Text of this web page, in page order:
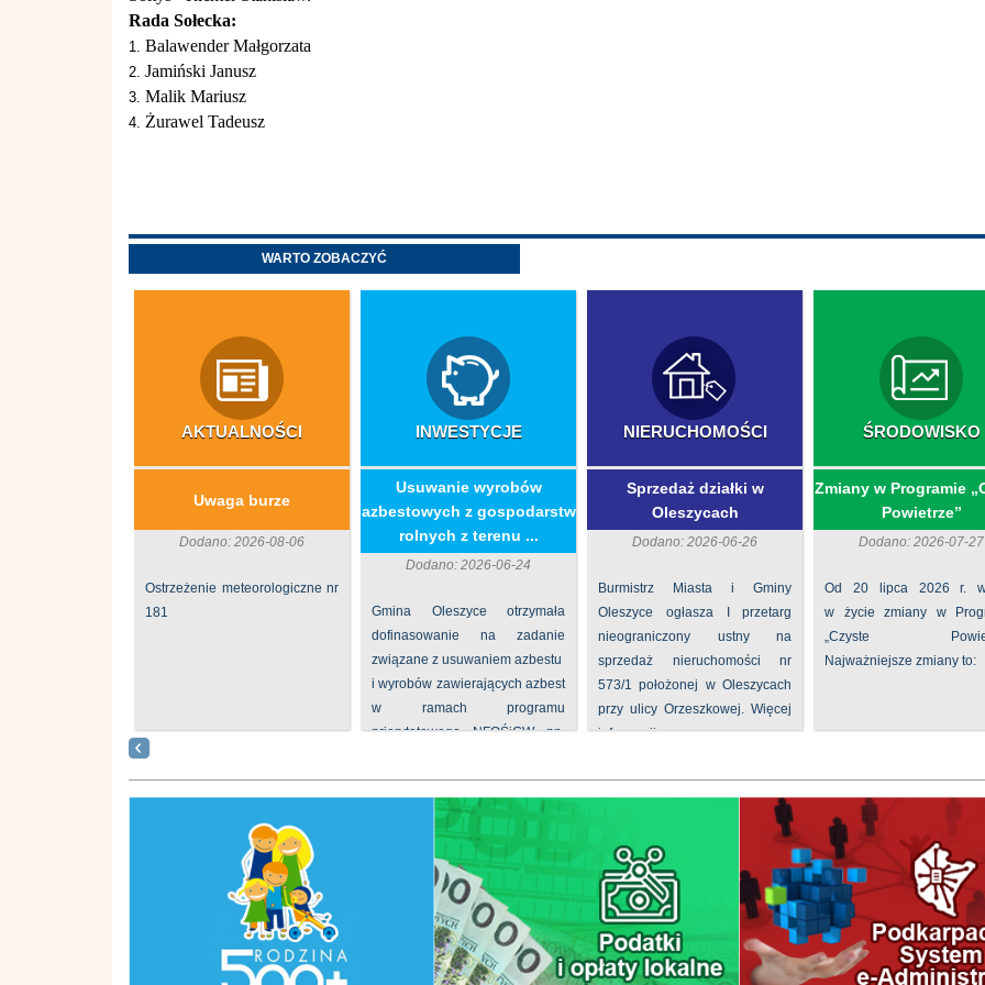
Rada Sołecka:
Balawender Małgorzata
Jamiński Janusz
Malik Mariusz
Żurawel Tadeusz
WARTO ZOBACZYĆ
AKTUALNOŚCI
Uwaga burze
Dodano: 2026-08-06
Ostrzeżenie meteorologiczne nr
181
INWESTYCJE
​Usuwanie wyrobów
azbestowych z gospodarstw
rolnych z terenu ...
Dodano: 2026-06-24
Gmina Oleszyce otrzymała
dofinasowanie na zadanie
związane z usuwaniem azbestu
i wyrobów zawierających azbest
w ramach programu
priorytetowego NFOŚiGW pn.
NIERUCHOMOŚCI
Sprzedaż działki w
Oleszycach
Dodano: 2026-06-26
Burmistrz Miasta i Gminy
Oleszyce ogłasza I przetarg
nieograniczony ustny na
sprzedaż nieruchomości nr
573/1 położonej w Oleszycach
przy ulicy Orzeszkowej. Więcej
informacji ...
ŚRODOWISKO
Zmiany w Programie
Powietrze”
Dodano: 2026-07-27
Od 20 lipca 2026 r.
w życie zmiany w
„Czyste
Najważniejsze zmiany to: